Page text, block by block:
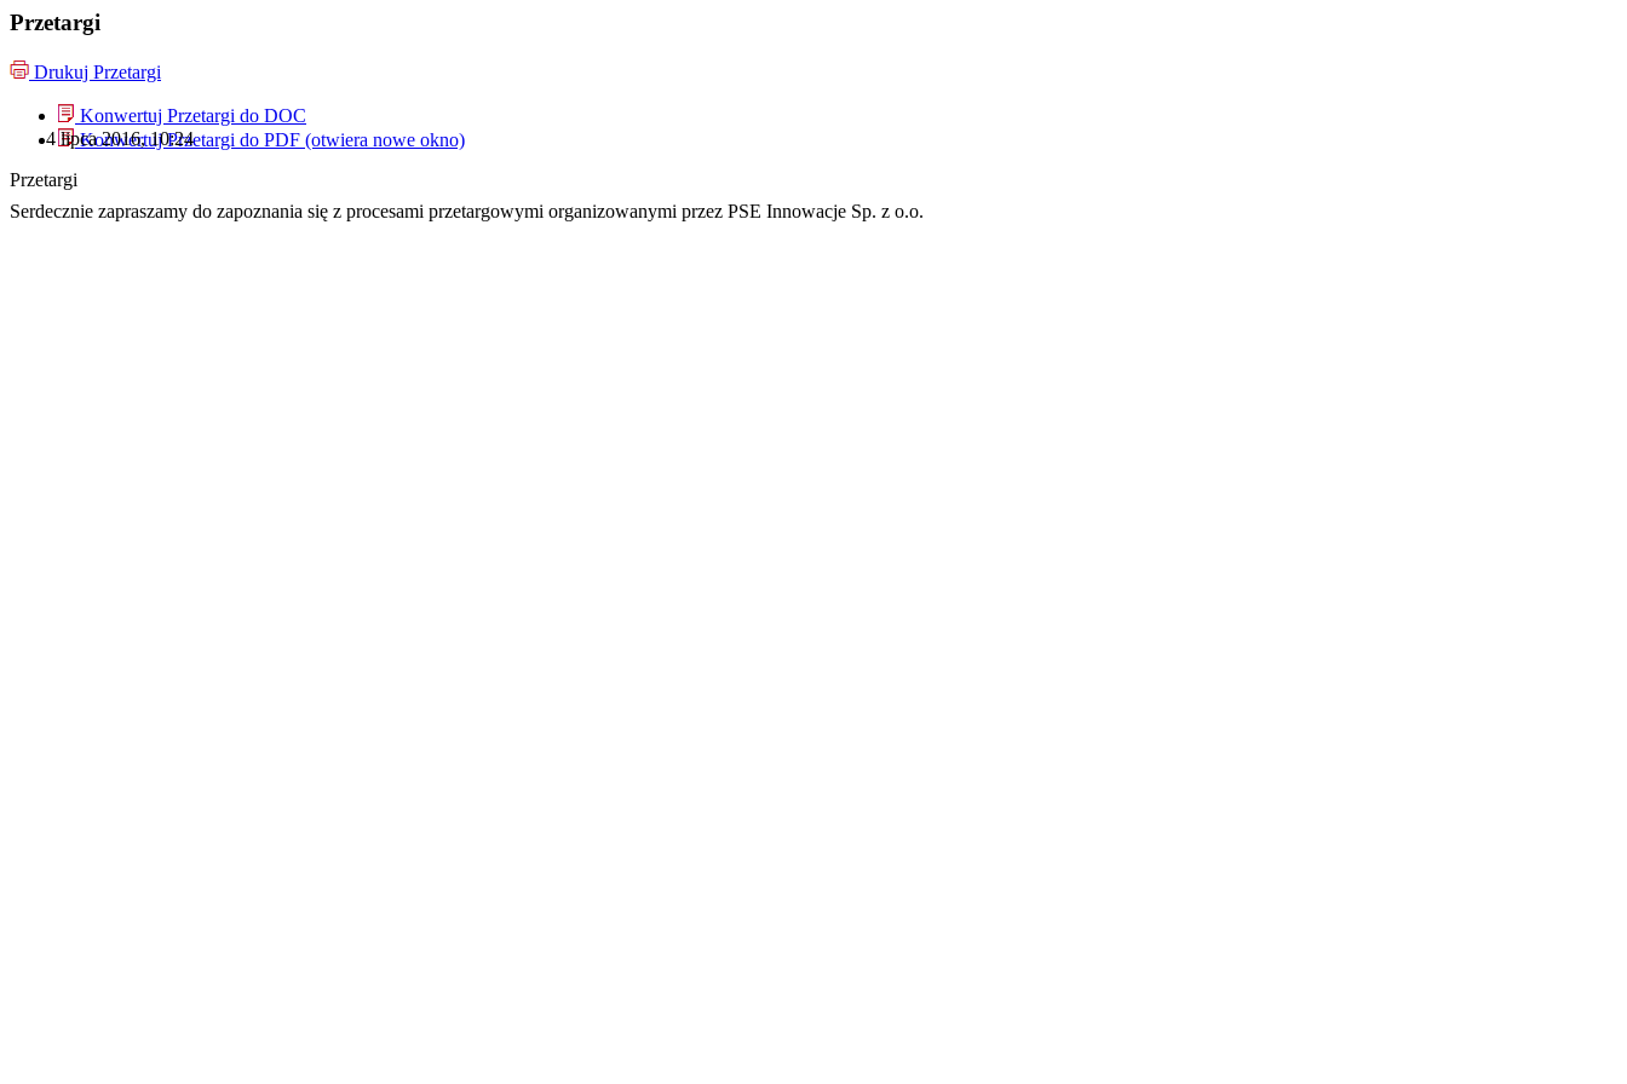
Przetargi
Drukuj Przetargi
Konwertuj Przetargi do DOC
Konwertuj Przetargi do PDF (otwiera nowe okno)
4 lipca 2016, 10:24
Przetargi
Serdecznie zapraszamy do zapoznania się z procesami przetargowymi organizowanymi przez PSE Innowacje Sp. z o.o.